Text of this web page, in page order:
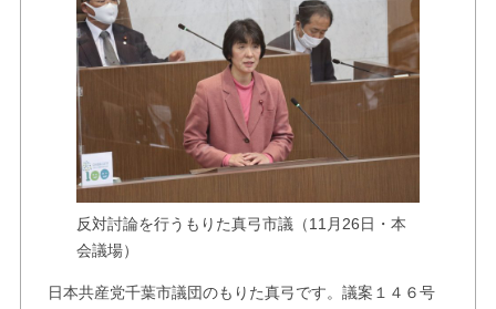
反対討論を行うもりた真弓市議（11月26日・本
会議場）
日本共産党千葉市議団のもりた真弓です。議案１４６号